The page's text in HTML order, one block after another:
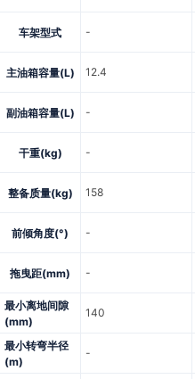
车架型式 -
主油箱容量(L) 12.4
副油箱容量(L) -
干重(kg) -
整备质量(kg) 158
前倾角度(°) -
拖曳距(mm) -
最小离地间隙
(mm)
140
最小转弯半径
(m)
-